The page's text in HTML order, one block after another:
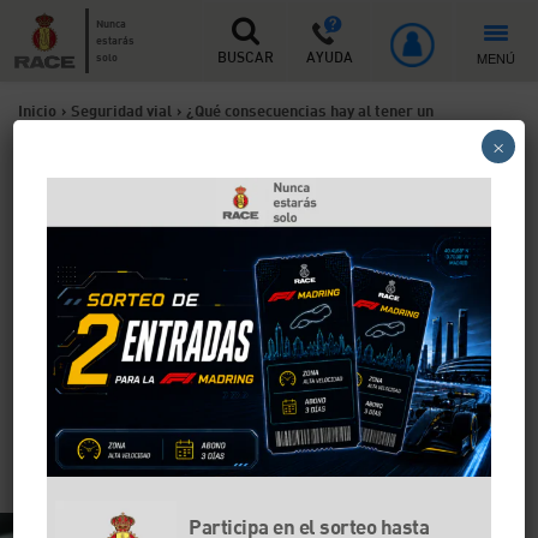
Nunca
estarás
solo
BUSCAR AYUDA MENÚ
Inicio > Seguridad vial > ¿Qué consecuencias hay al tener un
¿Qué consecuencias hay al
tener un accidente con el
carnet caducado?
Es obligatorio por ley conducir con el carnet de
conducir en vigor. Llevar un coche o una moto con
éste caducado no implica un delito penal, a no ser
que seas el responsable de un accidente y hayas
provocado daños a terceros.
Participa en el sorteo hasta
×